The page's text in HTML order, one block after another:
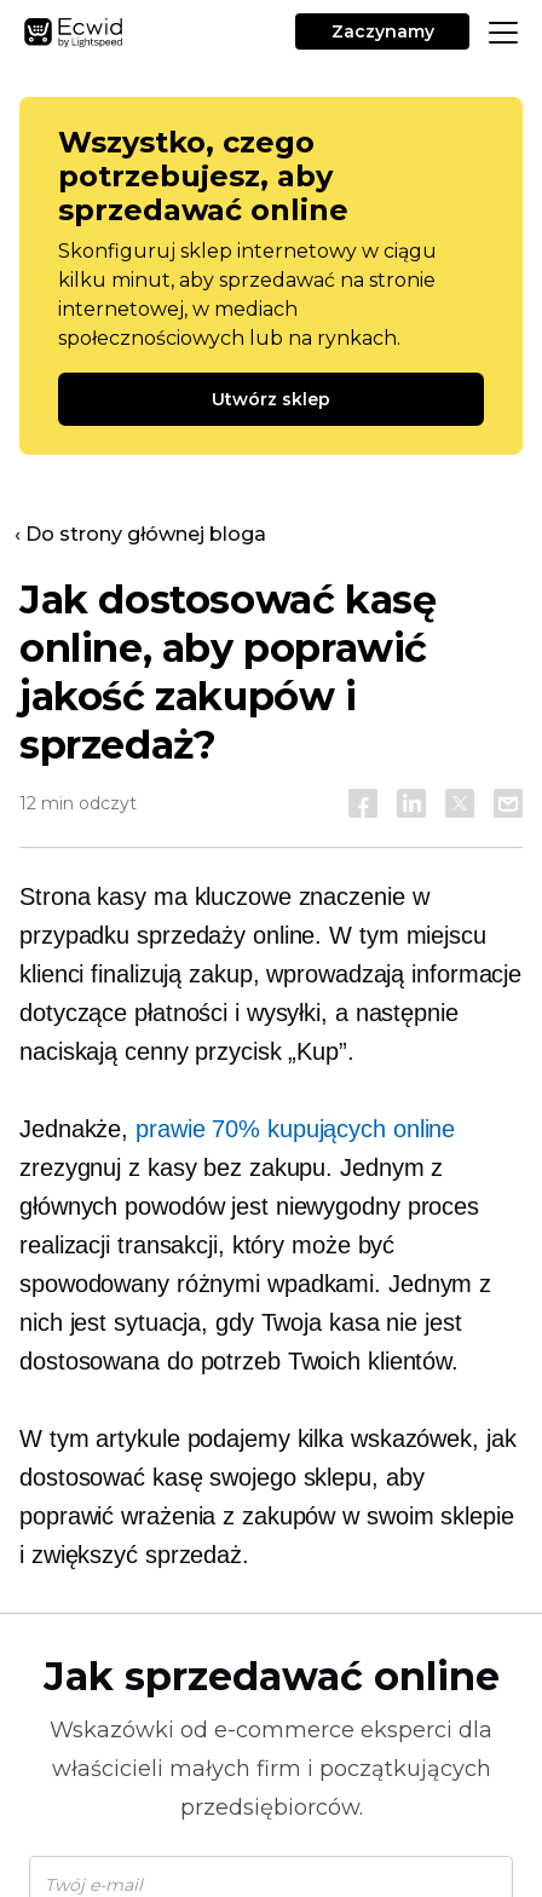
Zaczynamy
Wszystko, czego
potrzebujesz, aby
sprzedawać online
Skonfiguruj sklep internetowy w ciągu
kilku minut, aby sprzedawać na stronie
internetowej, w mediach
społecznościowych lub na rynkach.
Utwórz sklep
‹ Do strony głównej bloga
Jak dostosować kasę
online, aby poprawić
jakość zakupów i
sprzedaż?
12 min odczyt
Strona kasy ma kluczowe znaczenie w
przypadku sprzedaży online. W tym miejscu
klienci finalizują zakup, wprowadzają informacje
dotyczące płatności i wysyłki, a następnie
naciskają cenny przycisk „Kup”.
Jednakże, prawie 70% kupujących online
zrezygnuj z kasy bez zakupu. Jednym z
głównych powodów jest niewygodny proces
realizacji transakcji, który może być
spowodowany różnymi wpadkami. Jednym z
nich jest sytuacja, gdy Twoja kasa nie jest
dostosowana do potrzeb Twoich klientów.
W tym artykule podajemy kilka wskazówek, jak
dostosować kasę swojego sklepu, aby
poprawić wrażenia z zakupów w swoim sklepie
i zwiększyć sprzedaż.
Jak sprzedawać online
Wskazówki od e-commerce eksperci dla
właścicieli małych firm i początkujących
przedsiębiorców.